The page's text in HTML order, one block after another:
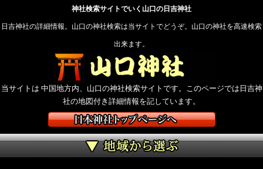
神社検索サイトでいく山口の日吉神社
日吉神社の詳細情報。山口の神社検索は当サイトでどうぞ。山口の神社を高速検索
出来ます。
当サイトは 中国地方内、山口の神社検索サイトです。このページでは日吉神
社の地図付き詳細情報を記しています。